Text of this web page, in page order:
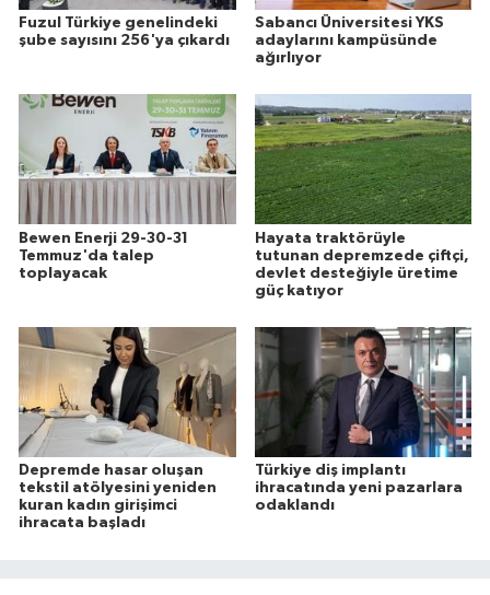
Fuzul Türkiye genelindeki
şube sayısını 256'ya çıkardı
Sabancı Üniversitesi YKS
adaylarını kampüsünde
ağırlıyor
Bewen Enerji 29-30-31
Temmuz'da talep
toplayacak
Hayata traktörüyle
tutunan depremzede çiftçi,
devlet desteğiyle üretime
güç katıyor
Depremde hasar oluşan
tekstil atölyesini yeniden
kuran kadın girişimci
ihracata başladı
Türkiye diş implantı
ihracatında yeni pazarlara
odaklandı